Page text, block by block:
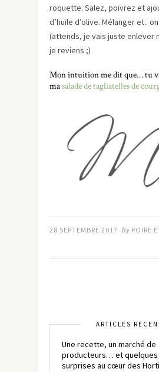
roquette. Salez, poivrez et
d’huile d’olive. Mélanger et..
(attends, je vais juste enlever
je reviens ;)
Mon intuition me dit que… tu
masalade de tagliatelles de
28 SEPTEMBRE 2017 By POIRE
ARTICLES
Une recette, un marché de
producteurs… et quelques
surprises au cœur des